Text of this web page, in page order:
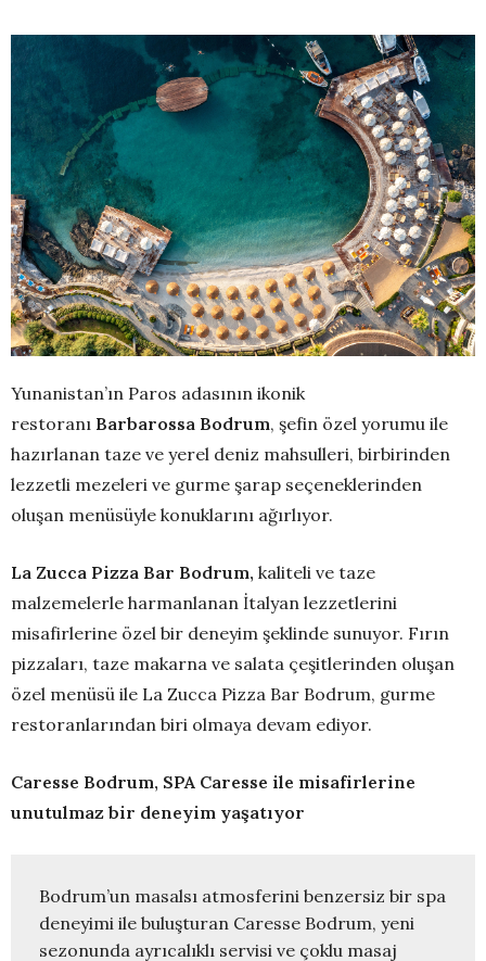
Yunanistan’ın Paros adasının ikonik
restoranı Barbarossa Bodrum, şefin özel yorumu ile
hazırlanan taze ve yerel deniz mahsulleri, birbirinden
lezzetli mezeleri ve gurme şarap seçeneklerinden
oluşan menüsüyle konuklarını ağırlıyor.
La Zucca Pizza Bar Bodrum, kaliteli ve taze
malzemelerle harmanlanan İtalyan lezzetlerini
misafirlerine özel bir deneyim şeklinde sunuyor. Fırın
pizzaları, taze makarna ve salata çeşitlerinden oluşan
özel menüsü ile La Zucca Pizza Bar Bodrum, gurme
restoranlarından biri olmaya devam ediyor.
Caresse Bodrum, SPA Caresse ile misafirlerine
unutulmaz bir deneyim yaşatıyor
Bodrum’un masalsı atmosferini benzersiz bir spa
deneyimi ile buluşturan Caresse Bodrum, yeni
sezonunda ayrıcalıklı servisi ve çoklu masaj